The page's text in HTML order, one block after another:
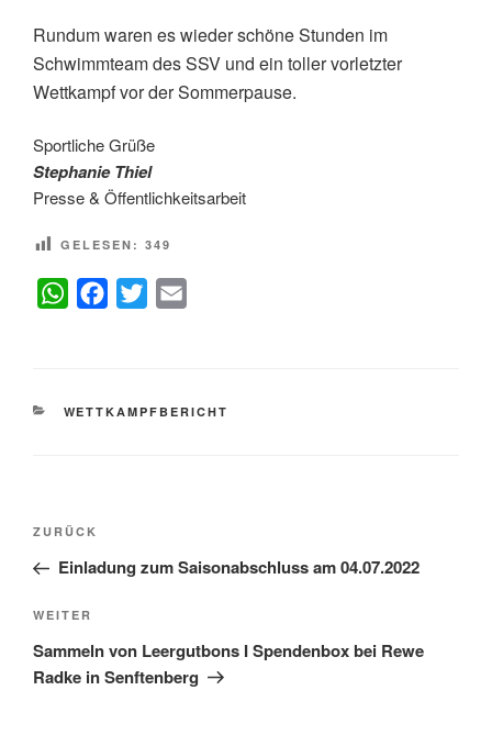
Rundum waren es wieder schöne Stunden im
Schwimmteam des SSV und ein toller vorletzter
Wettkampf vor der Sommerpause.
Sportliche Grüße
Stephanie Thiel
Presse & Öffentlichkeitsarbeit
GELESEN: 349
W
s
b
t
l
KATEGORIEN
WETTKAMPFBERICHT
Beitragsnavigation
Vorheriger
Beitrag
ZURÜCK
Einladung zum Saisonabschluss am 04.07.2022
Nächster
Beitrag
WEITER
Sammeln von Leergutbons I Spendenbox bei Rewe
Radke in Senftenberg